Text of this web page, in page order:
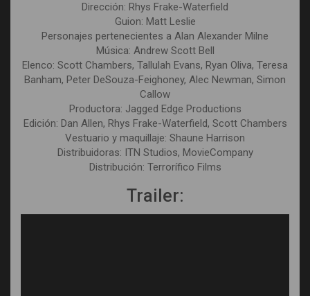
Dirección: Rhys Frake-Waterfield
Guion: Matt Leslie
Personajes pertenecientes a Alan Alexander Milne
Música: Andrew Scott Bell
Elenco: Scott Chambers, Tallulah Evans, Ryan Oliva, Teresa
Banham, Peter DeSouza-Feighoney, Alec Newman, Simon
Callow
Productora: Jagged Edge Productions
Edición: Dan Allen, Rhys Frake-Waterfield, Scott Chambers
Vestuario y maquillaje: Shaune Harrison
Distribuidoras: ITN Studios, MovieCompany
Distribución: Terrorífico Films
Trailer: